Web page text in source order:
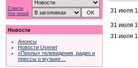
Советы
Vox populi
Новости
Анонсы
Новости Usenet
«Перлы» телевидения, радио и
прессы о музыке…
31 июля
31 июля
31 июля